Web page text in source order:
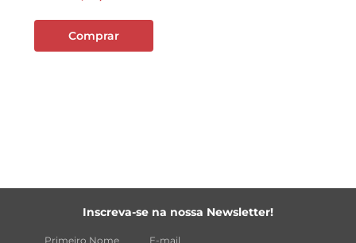
Comprar
Inscreva-se na nossa Newsletter!